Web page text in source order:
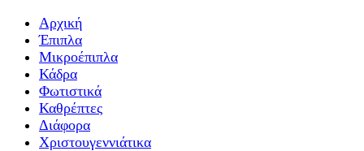
Αρχική
Έπιπλα
Μικροέπιπλα
Κάδρα
Φωτιστικά
Καθρέπτες
Διάφορα
Χριστουγεννιάτικα